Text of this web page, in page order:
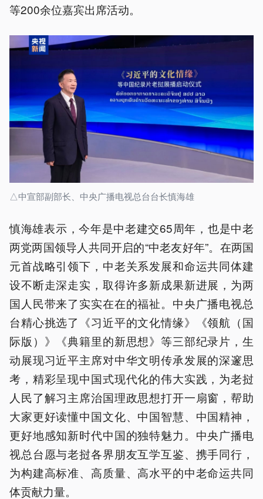
等200余位嘉宾出席活动。
△中宣部副部长、中央广播电视总台台长慎海雄
慎海雄表示，今年是中老建交65周年，也是中老
两党两国领导人共同开启的“中老友好年”。在两国
元首战略引领下，中老关系发展和命运共同体建
设不断走深走实，取得许多新成果新进展，为两
国人民带来了实实在在的福祉。中央广播电视总
台精心挑选了《习近平的文化情缘》《领航（国
际版）》《典籍里的新思想》等三部纪录片，生
动展现习近平主席对中华文明传承发展的深邃思
考，精彩呈现中国式现代化的伟大实践，为老挝
人民了解习主席治国理政思想打开一扇窗，帮助
大家更好读懂中国文化、中国智慧、中国精神，
更好地感知新时代中国的独特魅力。中央广播电
视总台愿与老挝各界朋友互学互鉴、携手同行，
为构建高标准、高质量、高水平的中老命运共同
体贡献力量。